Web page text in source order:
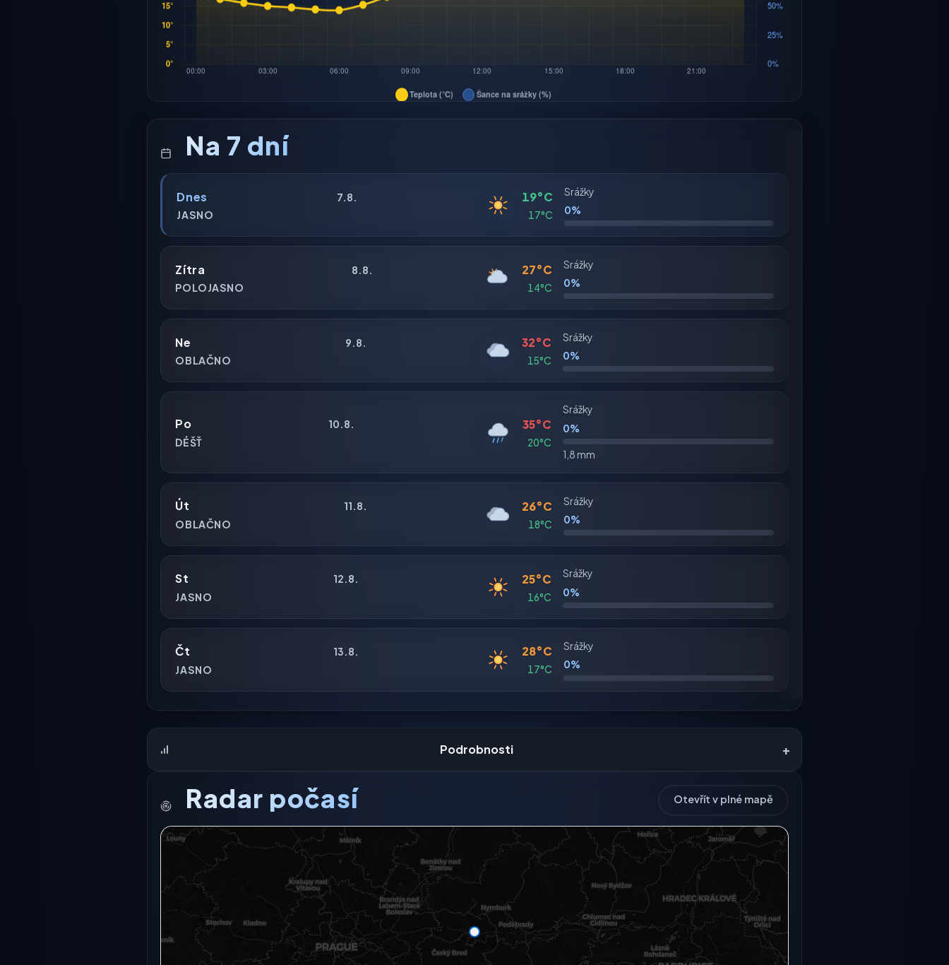
Na 7 dní
Dnes
7.8.
JASNO
19°C
17°C
Srážky
0%
Zítra
8.8.
POLOJASNO
27°C
14°C
Srážky
0%
Ne
9.8.
OBLAČNO
32°C
15°C
Srážky
0%
Po
10.8.
DÉŠŤ
35°C
20°C
Srážky
0%
1,8 mm
Út
11.8.
OBLAČNO
26°C
18°C
Srážky
0%
St
12.8.
JASNO
25°C
16°C
Srážky
0%
Čt
13.8.
JASNO
28°C
17°C
Srážky
0%
Podrobnosti +
Radar počasí Otevřít v plné mapě
Radarový snímek momentálně není dostupný.
Otevřít v plné mapě